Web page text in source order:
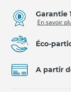
Garantie
En savoir
Éco-
A partir